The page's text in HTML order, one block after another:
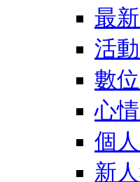
最
活
數
心
個
新